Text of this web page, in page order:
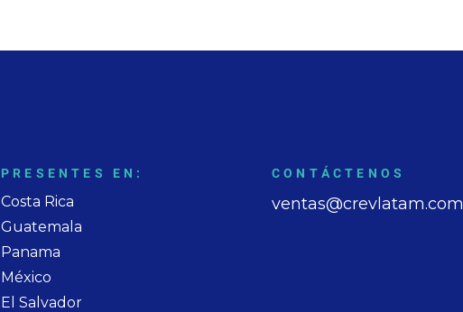
PRESENTES EN:
Costa Rica
Guatemala
Panama
México
El Salvador
CONTÁCTENOS
ventas@crevlatam.com